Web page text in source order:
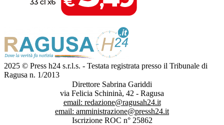
2025 © Press h24 s.r.l.s. - Testata registrata presso il Tribunale di
Ragusa n. 1/2013
Direttore Sabrina Gariddi
via Felicia Schininà, 42 - Ragusa
email: redazione@ragusah24.it
email: amministrazione@pressh24.it
Iscrizione ROC n° 25862